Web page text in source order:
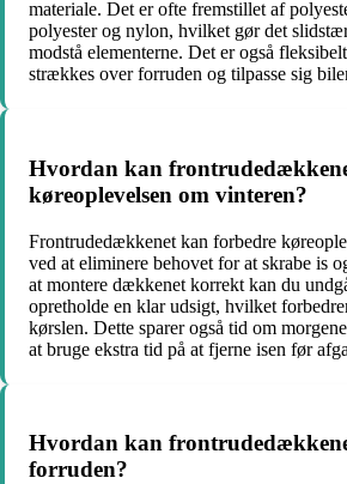
materiale. Det er ofte fremstillet af
polyester og nylon, hvilket gør det
modstå elementerne. Det er også
strækkes over forruden og tilpasse sig
Hvordan kan
køreoplevelsen om vinteren?
Frontrudedækkenet kan forbedre
ved at eliminere behovet for at skrabe is
at montere dækkenet korrekt kan du
opretholde en klar udsigt, hvilket
kørslen. Dette sparer også tid om
at bruge ekstra tid på at fjerne isen før
Hvordan kan
forruden?